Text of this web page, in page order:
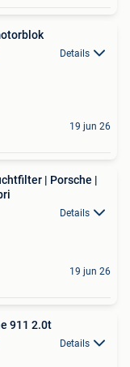
Details
19 jun 26
| Porsche |
Details
19 jun 26
911 2.0t
Details